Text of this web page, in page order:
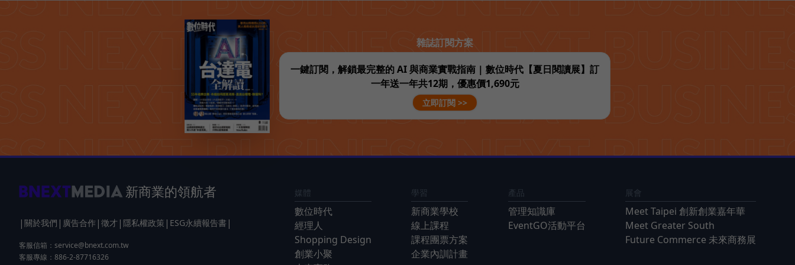
雜誌訂閱方案
一鍵訂閱，解鎖最完整的 AI 與商業實戰指南 | 數位時代【夏日閱讀展】訂
一年送一年共12期，優惠價1,690元
立即訂閱 >>
新商業的領航者
| 關於我們 | 廣告合作 | 徵才 | 隱私權政策 | ESG永續報告書 |
客服信箱： service@bnext.com.tw
客服專線：886-2-87716326
媒體
數位時代
經理人
Shopping Design
創業小聚
學習
新商業學校
線上課程
課程團票方案
企業內訓計畫
產品
管理知識庫
EventGO活動平台
展會
Meet Taipei 創新創業嘉年華
Meet Greater South
Future Commerce 未來商務展